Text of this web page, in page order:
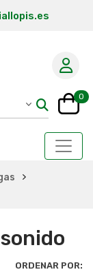
0
ORDENAR POR: